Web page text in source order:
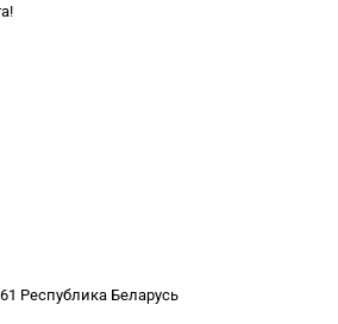
Республика Беларусь